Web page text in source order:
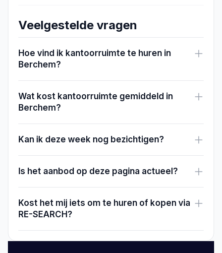
Veelgestelde vragen
Hoe vind ik kantoorruimte te huren in
Berchem?
Wat kost kantoorruimte gemiddeld in
Berchem?
Kan ik deze week nog bezichtigen?
Is het aanbod op deze pagina actueel?
Kost het mij iets om te huren of kopen via
RE-SEARCH?